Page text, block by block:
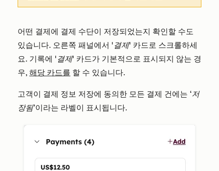
어떤 결제에 결제 수단이 저장되었는지 확인할 수도
있습니다. 오른쪽 패널에서 '결제' 카드로 스크롤하세
요. 기록에 '결제' 카드가 기본적으로 표시되지 않는 경
우, 해당 카드를 할 수 있습니다.
고객이 결제 정보 저장에 동의한 모든 결제 건에는 ‘저
장됨’이라는 라벨이 표시됩니다.